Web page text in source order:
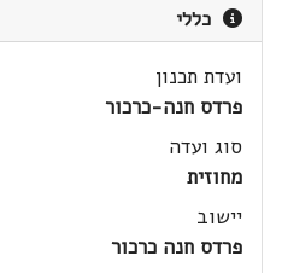
כללי
ועדת תכנון
פרדס חנה-כרכור
סוג ועדה
מחוזית
יישוב
פרדס חנה כרכור